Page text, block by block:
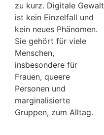
zu kurz. Digitale Gewalt
ist kein Einzelfall und
kein neues Phänomen.
Sie gehört für viele
Menschen,
insbesondere für
Frauen, queere
Personen und
marginalisierte
Gruppen, zum Alltag.